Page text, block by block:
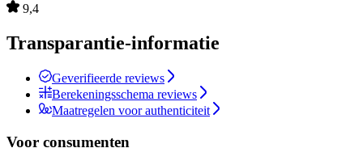
9,4
Transparantie-informatie
Geverifieerde reviews
Berekeningsschema reviews
Maatregelen voor authenticiteit
Voor consumenten